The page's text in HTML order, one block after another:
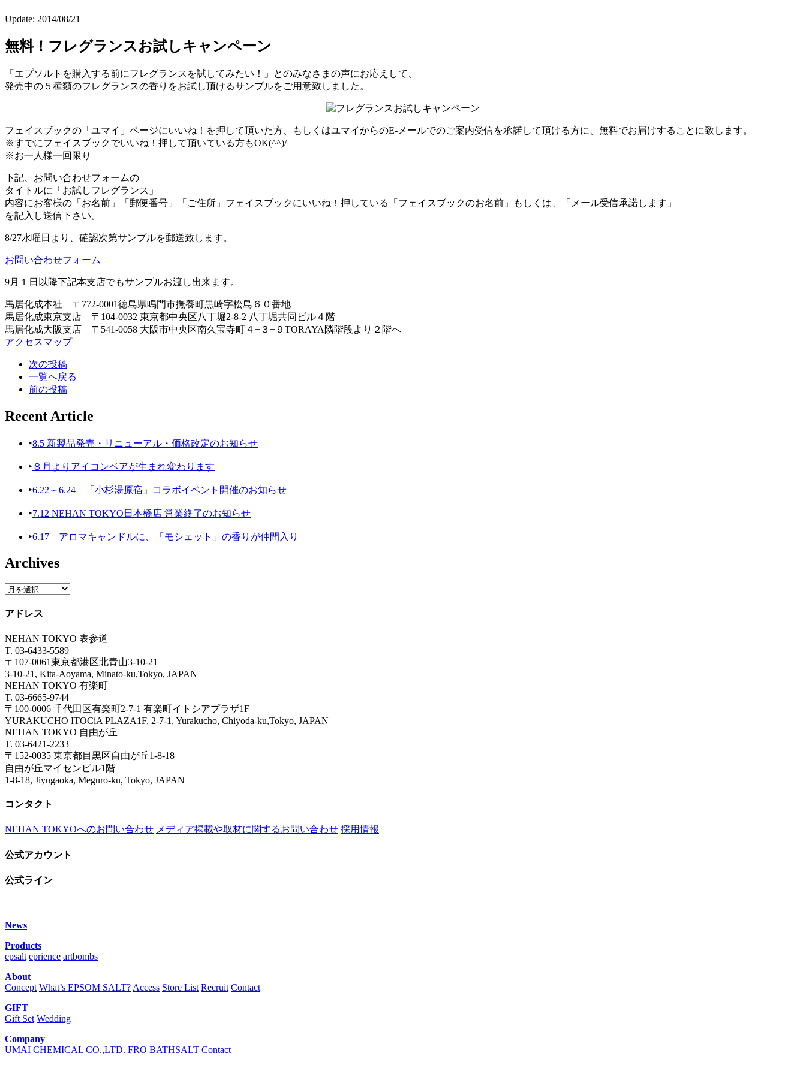
Update: 2014/08/21
無料！フレグランスお試しキャンペーン
「エプソルトを購入する前にフレグランスを試してみたい！」とのみなさまの声にお応えして、
発売中の５種類のフレグランスの香りをお試し頂けるサンプルをご用意致しました。
フェイスブックの「ユマイ」ページにいいね！を押して頂いた方、もしくはユマイからのE-メールでのご案内受信を承諾して頂ける方に、無料でお届けすることに致します。
※すでにフェイスブックでいいね！押して頂いている方もOK(^^)/
※お一人様一回限り
下記、お問い合わせフォームの
タイトルに「お試しフレグランス」
内容にお客様の「お名前」「郵便番号」「ご住所」フェイスブックにいいね！押している「フェイスブックのお名前」もしくは、「メール受信承諾します」
を記入し送信下さい。
8/27水曜日より、確認次第サンプルを郵送致します。
お問い合わせフォーム
9月１日以降下記本支店でもサンプルお渡し出来ます。
馬居化成本社 〒772-0001徳島県鳴門市撫養町黒崎字松島６０番地
馬居化成東京支店 〒104-0032 東京都中央区八丁堀2-8-2 八丁堀共同ビル４階
馬居化成大阪支店 〒541-0058 大阪市中央区南久宝寺町４−３−９TORAYA隣階段より２階へ
アクセスマップ
次の投稿
一覧へ戻る
前の投稿
Recent Article
‣8.5 新製品発売・リニューアル・価格改定のお知らせ
‣ ８月よりアイコンベアが生まれ変わります
‣6.22～6.24 「小杉湯原宿」コラボイベント開催のお知らせ
‣7.12 NEHAN TOKYO日本橋店 営業終了のお知らせ
‣6.17 アロマキャンドルに、「モシェット」の香りが仲間入り
Archives
アドレス
NEHAN TOKYO 表参道
T. 03-6433-5589
〒107-0061東京都港区北青山3-10-21
3-10-21, Kita-Aoyama, Minato-ku,Tokyo, JAPAN
NEHAN TOKYO 有楽町
T. 03-6665-9744
〒100-0006 千代田区有楽町2-7-1 有楽町イトシアプラザ1F
YURAKUCHO ITOCiA PLAZA1F, 2-7-1, Yurakucho, Chiyoda-ku,Tokyo, JAPAN
NEHAN TOKYO 自由が丘
T. 03-6421-2233
〒152-0035 東京都目黒区自由が丘1-8-18
自由が丘マイセンビル1階
1-8-18, Jiyugaoka, Meguro-ku, Tokyo, JAPAN
コンタクト
NEHAN TOKYOへのお問い合わせ メディア掲載や取材に関するお問い合わせ 採用情報
公式アカウント
公式ライン
News
Products
epsalt eprience artbombs
About
Concept What’s EPSOM SALT? Access Store List Recruit Contact
GIFT
Gift Set Wedding
Company
UMAI CHEMICAL CO.,LTD. FRO BATHSALT Contact